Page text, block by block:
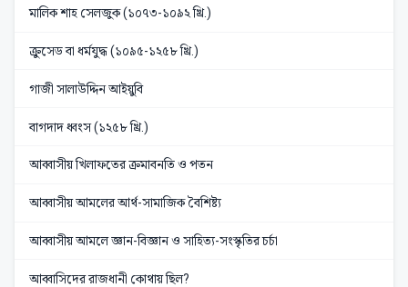
মালিক শাহ সেলজুক (১০৭৩-১০৯২ খ্রি.)
ক্রুসেড বা ধর্মযুদ্ধ (১০৯৫-১২৫৮ খ্রি.)
গাজী সালাউদ্দিন আইয়ুবি
বাগদাদ ধ্বংস (১২৫৮ খ্রি.)
আব্বাসীয় খিলাফতের ক্রমাবনতি ও পতন
আব্বাসীয় আমলের আর্থ-সামাজিক বৈশিষ্ট্য
আব্বাসীয় আমলে জ্ঞান-বিজ্ঞান ও সাহিত্য-সংস্কৃতির চর্চা
আব্বাসিদের রাজধানী কোথায় ছিল?